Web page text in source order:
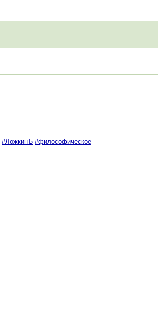
#ЛожкинЪ #философическое